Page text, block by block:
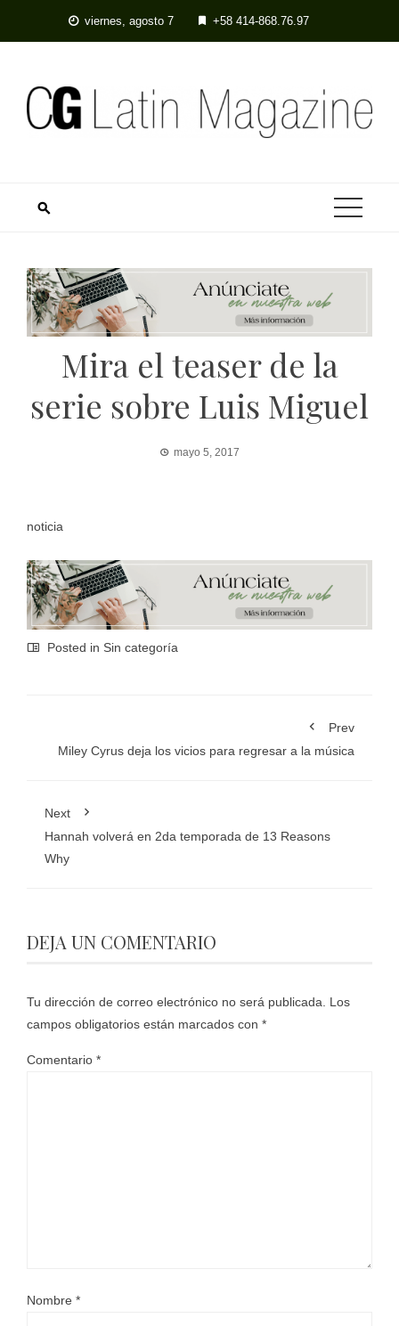
viernes, agosto 7 +58 414-868.76.97
Mira el teaser de la
serie sobre Luis Miguel
mayo 5, 2017
noticia
Posted in Sin categoría
Prev
Miley Cyrus deja los vicios para regresar a la música
Next
Hannah volverá en 2da temporada de 13 Reasons
Why
DEJA UN COMENTARIO
Tu dirección de correo electrónico no será publicada.
Los
campos obligatorios están marcados con *
Comentario *
Nombre *